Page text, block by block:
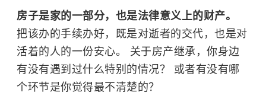
房子是家的一部分，也是法律意义上的财产。
把该办的手续办好，既是对逝者的交代，也是对
活着的人的一份安心。 关于房产继承，你身边
有没有遇到过什么特别的情况？ 或者有没有哪
个环节是你觉得最不清楚的？